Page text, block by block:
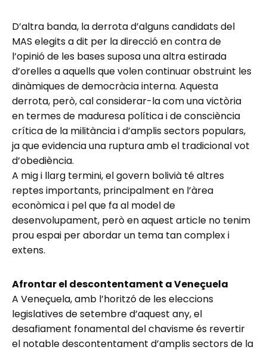
D’altra banda, la derrota d’alguns candidats del
MAS elegits a dit per la direcció en contra de
l’opinió de les bases suposa una altra estirada
d’orelles a aquells que volen continuar obstruint les
dinàmiques de democràcia interna. Aquesta
derrota, però, cal considerar-la com una victòria
en termes de maduresa política i de consciència
crítica de la militància i d’amplis sectors populars,
ja que evidencia una ruptura amb el tradicional vot
d’obediència.
A mig i llarg termini, el govern bolivià té altres
reptes importants, principalment en l’àrea
econòmica i pel que fa al model de
desenvolupament, però en aquest article no tenim
prou espai per abordar un tema tan complex i
extens.
Afrontar el descontentament a Veneçuela
A Veneçuela, amb l’horitzó de les eleccions
legislatives de setembre d’aquest any, el
desafiament fonamental del chavisme és revertir
el notable descontentament d’amplis sectors de la